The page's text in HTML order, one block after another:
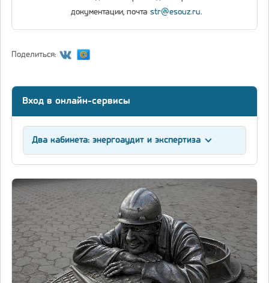
документации, почта str@esouz.ru.
Поделиться:
Вход в онлайн-сервисы
Два кабинета: энергоаудит и экспертиза